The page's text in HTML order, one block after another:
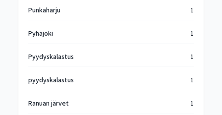
Punkaharju 1
Pyhäjoki 1
Pyydyskalastus 1
pyydyskalastus 1
Ranuan järvet 1